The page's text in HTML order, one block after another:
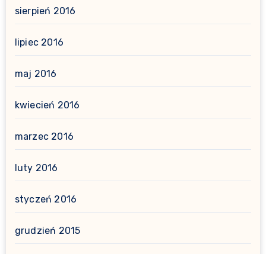
sierpień 2016
lipiec 2016
maj 2016
kwiecień 2016
marzec 2016
luty 2016
styczeń 2016
grudzień 2015